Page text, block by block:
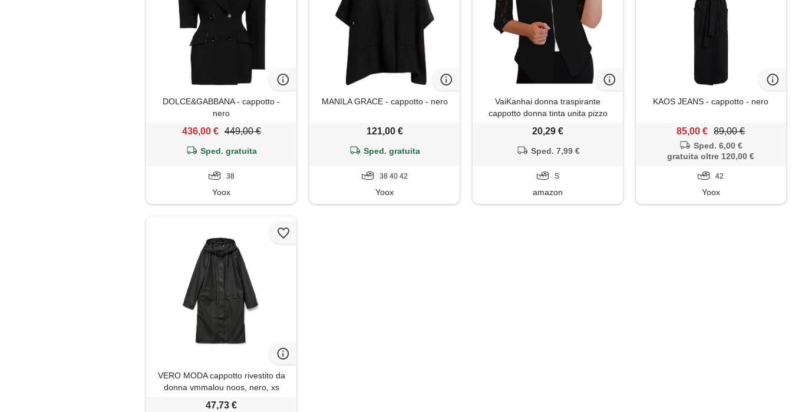
DOLCE&GABBANA - cappotto -
nero
436,00 € 449,00 €
Sped. gratuita
38
Yoox
MANILA GRACE - cappotto - nero
121,00 €
Sped. gratuita
38 40 42
Yoox
VaiKanhai donna traspirante
cappotto donna tinta unita pizzo
giacca 1803, nero , s
20,29 €
Sped. 7,99 €
S
amazon
KAOS JEANS - cappotto - nero
85,00 € 89,00 €
Sped. 6,00 €
gratuita oltre 120,00 €
42
Yoox
VERO MODA cappotto rivestito da
donna vmmalou noos, nero, xs
47,73 €